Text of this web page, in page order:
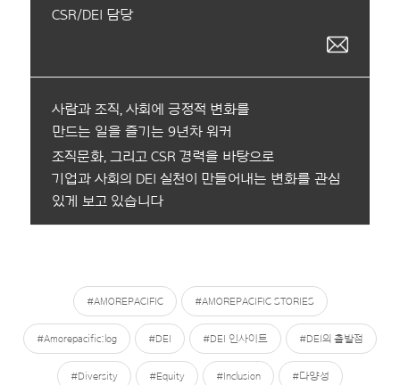
CSR/DEI 담당
사람과 조직, 사회에 긍정적 변화를
만드는 일을 즐기는 9년차 워커
조직문화, 그리고 CSR 경력을 바탕으로
기업과 사회의 DEI 실천이 만들어내는 변화를 관심
있게 보고 있습니다
#AMOREPACIFIC #AMOREPACIFIC STORIES
#Amorepacific:log #DEI #DEI 인사이트 #DEI의 출발점
#Diversity #Equity #Inclusion #다양성